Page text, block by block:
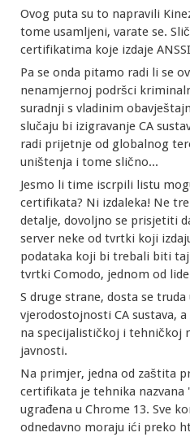
Ovog puta su to napravili
tome usamljeni, varate se.
certifikatima koje izdaje
Pa se onda pitamo radi li se
nenamjernoj podršci
suradnji s vladinim
slučaju bi izigravanje CA
radi prijetnje od globalnog
uništenja i tome slično...
Jesmo li time iscrpili listu
certifikata? Ni izdaleka! Ne
detalje, dovoljno se prisjetiti
server neke od tvrtki koji
podataka koji bi trebali biti
tvrtki Comodo, jednom od
S druge strane, dosta se
vjerodostojnosti CA sustava,
na specijalističkoj i tehničkoj
javnosti.
Na primjer, jedna od zaštita
certifikata je tehnika
ugrađena u Chrome 13. Sve
odnedavno moraju ići preko